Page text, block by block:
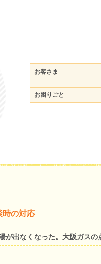
お客さま
お困りごと
時の対応
が出なくなった。大阪ガスの